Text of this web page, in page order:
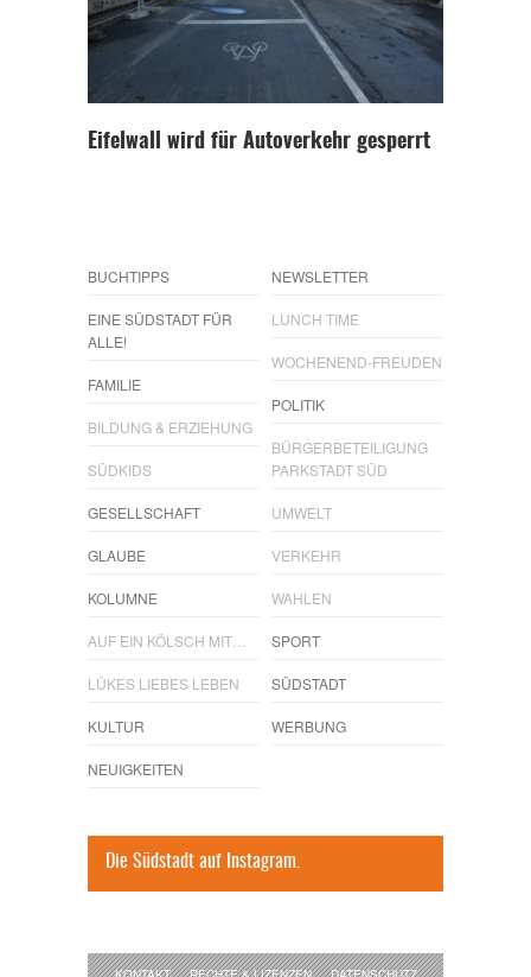
Eifelwall wird für Autoverkehr gesperrt
BUCHTIPPS
EINE SÜDSTADT FÜR
ALLE!
FAMILIE
BILDUNG & ERZIEHUNG
SÜDKIDS
GESELLSCHAFT
GLAUBE
KOLUMNE
AUF EIN KÖLSCH MIT…
LÜKES LIEBES LEBEN
KULTUR
NEUIGKEITEN
NEWSLETTER
LUNCH TIME
WOCHENEND-FREUDEN
POLITIK
BÜRGERBETEILIGUNG
PARKSTADT SÜD
UMWELT
VERKEHR
WAHLEN
SPORT
SÜDSTADT
WERBUNG
Die Südstadt auf Instagram.